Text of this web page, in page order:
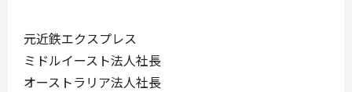
元近鉄エクスプレス
ミドルイースト法人社長
オーストラリア法人社長